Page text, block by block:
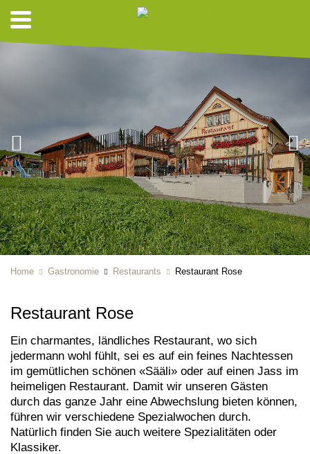
Home Gastronomie Restaurants Restaurant Rose
Restaurant Rose
Ein charmantes, ländliches Restaurant, wo sich
jedermann wohl fühlt, sei es auf ein feines Nachtessen
im gemütlichen schönen «Sääli» oder auf einen Jass im
heimeligen Restaurant. Damit wir unseren Gästen
durch das ganze Jahr eine Abwechslung bieten können,
führen wir verschiedene Spezialwochen durch.
Natürlich finden Sie auch weitere Spezialitäten oder
Klassiker.